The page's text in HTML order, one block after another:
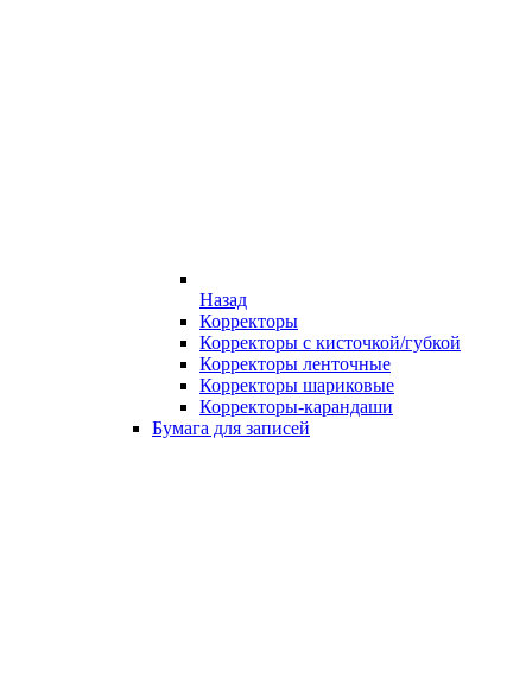
Назад
Корректоры
Корректоры с кисточкой/губкой
Корректоры ленточные
Корректоры шариковые
Корректоры-карандаши
Бумага для записей